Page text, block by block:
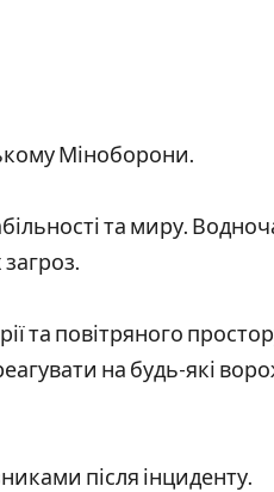
Міноборони.
та миру.
та повітряного
на будь-які
після інциденту.